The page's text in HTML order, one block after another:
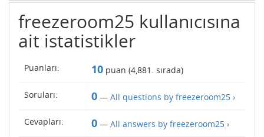
freezeroom25 kullanıcısına
ait istatistikler
Puanları: 10 puan (4,881 . sırada)
Soruları: 0 — All questions by freezeroom25 ›
Cevapları: 0 — All answers by freezeroom25 ›